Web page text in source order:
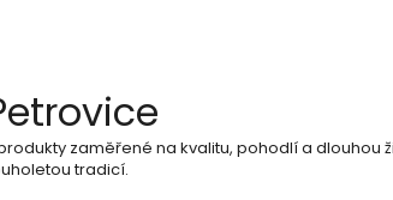
zaměřené na kvalitu, pohodlí a dlouhou
tradicí.